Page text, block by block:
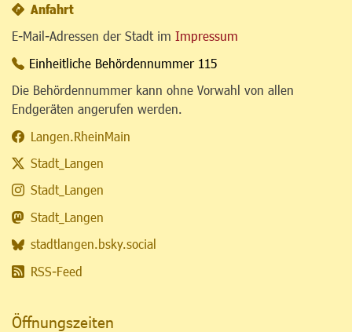
Anfahrt
E-Mail-Adressen der Stadt im Impressum
Einheitliche Behördennummer 115
Die Behördennummer kann ohne Vorwahl von allen
Endgeräten angerufen werden.
Langen.RheinMain
Stadt_Langen
Stadt_Langen
Stadt_Langen
stadtlangen.bsky.social
RSS-Feed
Öffnungszeiten